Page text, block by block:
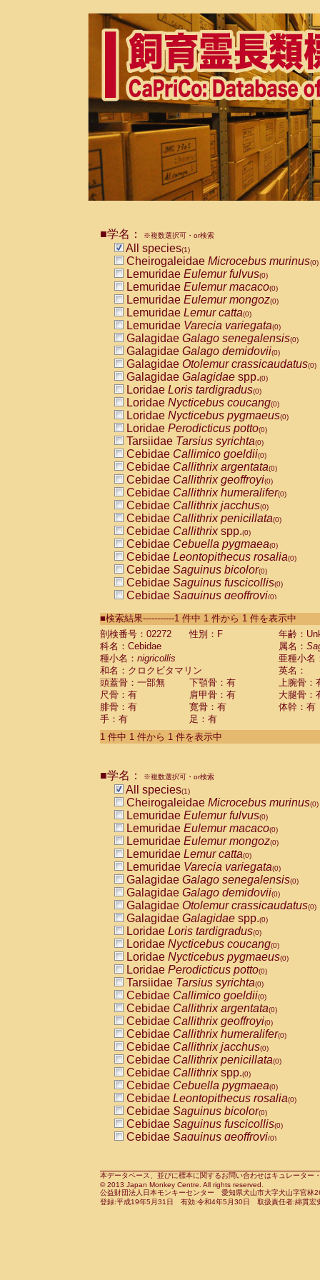
■学名： ※複数選択可・or検索
All species(1)
Cheirogaleidae Microcebus murinus(0)
Lemuridae Eulemur fulvus(0)
Lemuridae Eulemur macaco(0)
Lemuridae Eulemur mongoz(0)
Lemuridae Lemur catta(0)
Lemuridae Varecia variegata(0)
Galagidae Galago senegalensis(0)
Galagidae Galago demidovii(0)
Galagidae Otolemur crassicaudatus(0)
Galagidae Galagidae spp.(0)
Loridae Loris tardigradus(0)
Loridae Nycticebus coucang(0)
Loridae Nycticebus pygmaeus(0)
Loridae Perodicticus potto(0)
Tarsiidae Tarsius syrichta(0)
Cebidae Callimico goeldii(0)
Cebidae Callithrix argentata(0)
Cebidae Callithrix geoffroyi(0)
Cebidae Callithrix humeralifer(0)
Cebidae Callithrix jacchus(0)
Cebidae Callithrix penicillata(0)
Cebidae Callithrixspp.(0)
Cebidae Cebuella pygmaea(0)
Cebidae Leontopithecus rosalia(0)
Cebidae Saguinus bicolor(0)
Cebidae Saguinus fuscicollis(0)
Cebidae Saguinus geoffroyi(0)
CebidaeSaguinus labiatus(0)
Cebidae Saguinus leucopus (0)
Cebidae
CebidaeSaguinus mystax
CebidaeSaguinus nigricollis (1)
Cebidae Saguinus oedipus
Cebidae Saguinus weddelli
Cebidae Saguinusspp.
Cebidae Aotus trivirgatus
Cebidae Cebus albifrons
CebidaeCebus nigrivittatus
CebidaeCebus
CebidaeSaimiri boliviensis(0)
CebidaeSaimiri sciureus(0)
AtelidaeAlouatta caraya(0)
AtelidaeAlouatta fusca(0)
AtelidaeAlouatta seniculus
AtelidaeAlouattaspp.(0)
AtelidaeAteles belzebuth(0)
AtelidaeAteles geoffroyi(0)
AtelidaeAteles paniscus(0)
AtelidaeAtelesspp.(0)
Atelidae Lagothrix lagothricha
AtelidaeLagothrix lagothricha cana
PitheciidaeCacajao calvus
PitheciidaeCallicebus cupreus
PitheciidaeCallicebus donacophilus
PitheciidaeCallicebus moloch
PitheciidaeCallicebus torquatus
PitheciidaeCallicebusspp.(0)
PitheciidaeChiropotes satanas(0)
PitheciidaePithecia monachus
PitheciidaePithecia pithecia(0)
CercopithecidaeCercocebus agilis
CercopithecidaeCercocebus
CercopithecidaeCercocebus
CercopithecidaeCercocebus
CercopithecidaeCercocebus
CercopithecidaeCercocebushybrid
CercopithecidaePapio anubis(0)
CercopithecidaePapio cynocephalus
CercopithecidaePapio hamadryas(0)
■検索結果-----------1 件中 1 件から 1 件を表示中
剖検番号：02272
性別：F
年齢：
科名：Cebidae
属名：
種小名： nigricollis
亜種小名
和名：クロクビタマリン
英名：
頭蓋骨：一部無
下顎骨：有
上腕骨：
尺骨：有
肩甲骨：有
大腿骨：
腓骨：有
寛骨：有
体幹：有
手：有
足：有
1 件中 1 件から 1 件を表示中
■学名： ※複数選択可・or検索
All species(1)
Cheirogaleidae Microcebus murinus(0)
Lemuridae Eulemur fulvus(0)
Lemuridae Eulemur macaco(0)
Lemuridae Eulemur mongoz(0)
Lemuridae Lemur catta(0)
Lemuridae Varecia variegata(0)
Galagidae Galago senegalensis(0)
Galagidae Galago demidovii(0)
Galagidae Otolemur crassicaudatus(0)
Galagidae Galagidae spp.(0)
Loridae Loris tardigradus(0)
Loridae Nycticebus coucang(0)
Loridae Nycticebus pygmaeus(0)
Loridae Perodicticus potto(0)
Tarsiidae Tarsius syrichta(0)
Cebidae Callimico goeldii(0)
Cebidae Callithrix argentata(0)
Cebidae Callithrix geoffroyi(0)
Cebidae Callithrix humeralifer(0)
Cebidae Callithrix jacchus(0)
Cebidae Callithrix penicillata(0)
Cebidae Callithrixspp.(0)
Cebidae Cebuella pygmaea(0)
Cebidae Leontopithecus rosalia(0)
Cebidae Saguinus bicolor(0)
Cebidae Saguinus fuscicollis(0)
Cebidae Saguinus geoffroyi(0)
CebidaeSaguinus leucopus(0)
CebidaeSaguinus midas(0)
Cebidae Saguinus mystax(0)
本データベース、並びに標本に関するお問い合わせはキュレータ
© 2013 Japan Monkey Centre. All rights reserved.
公益財団法人日本モンキーセンター 愛知県犬山市大字犬山字官
登録:平成19年5月31日 有効:令和4年5月30日 取扱責任者:綿貫宏